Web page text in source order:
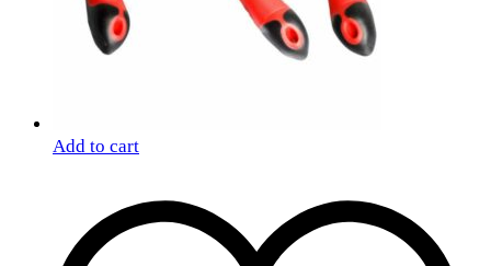
Add to cart